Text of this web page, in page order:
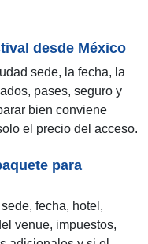
desde México
sede, la fecha, la
pases, seguro y
bien conviene
el precio del acceso.
para
fecha, hotel,
venue, impuestos,